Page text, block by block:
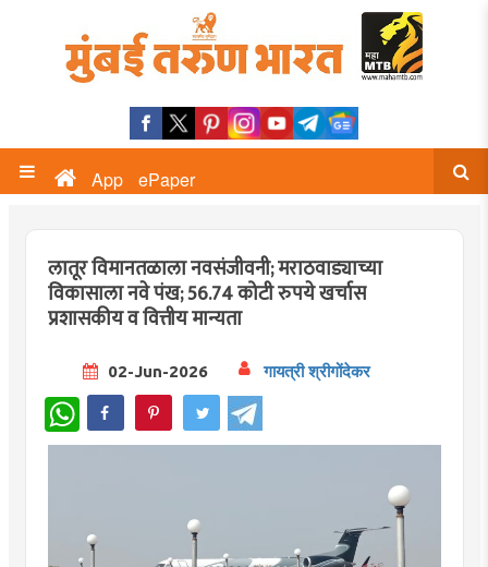
App ePaper
लातूर विमानतळाला नवसंजीवनी; मराठवाड्याच्या
विकासाला नवे पंख; 56.74 कोटी रुपये खर्चास
प्रशासकीय व वित्तीय मान्यता
02-Jun-2026 गायत्री श्रीगोंदेकर
WhatsApp